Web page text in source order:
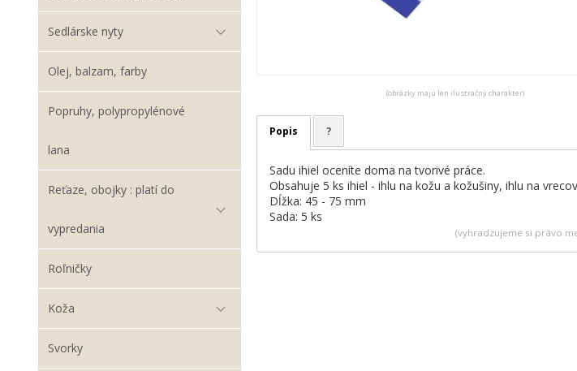
Sedlárske nyty
Olej, balzam, farby
Popruhy, polypropylénové
lana
Reťaze, obojky : platí do
vypredania
Roľničky
Koža
Svorky
(obrázky majú len ilustračný charakter)
Popis ?
Sadu ihiel oceníte doma na tvorivé práce.
Obsahuje 5 ks ihiel - ihlu na kožu a kožušiny, ihlu na
Dĺžka: 45 - 75 mm
Sada: 5 ks
(vyhradzujeme si právo